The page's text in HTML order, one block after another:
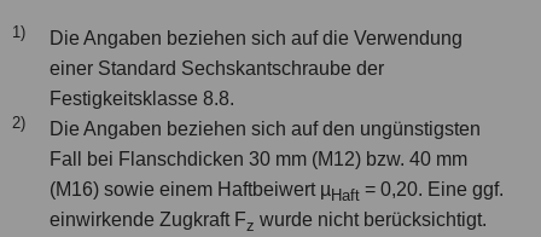
1)
Die Angaben beziehen sich auf die Verwendung
einer Standard Sechskantschraube der
Festigkeitsklasse 8.8.
2)
Die Angaben beziehen sich auf den ungünstigsten
Fall bei Flanschdicken 30 mm (M12) bzw. 40 mm
(M16) sowie einem Haftbeiwert µHaft = 0,20. Eine ggf.
einwirkende Zugkraft Fz wurde nicht berücksichtigt.